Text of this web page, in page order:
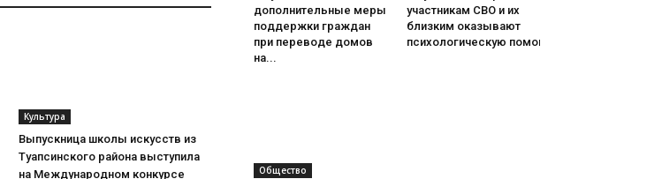
Культура
Выпускница школы искусств из
Туапсинского района выступила
на Международном конкурсе
дополнительные меры
поддержки граждан
при переводе домов
на...
участникам СВО и их
близким оказывают
психологическую помощь
Общество